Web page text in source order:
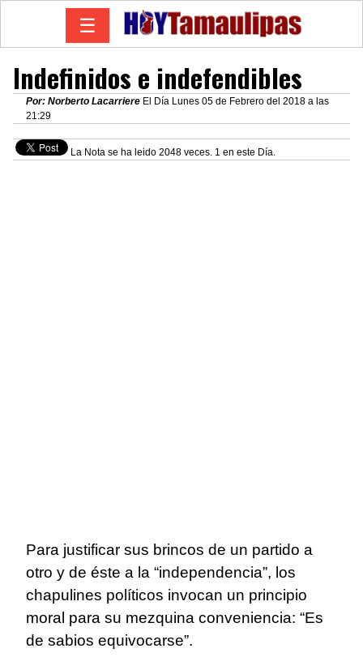
☰
Indefinidos e indefendibles
Por: Norberto Lacarriere El Día Lunes 05 de Febrero del 2018 a las
21:29
La Nota se ha leido 2048 veces. 1 en este Día.
Para justificar sus brincos de un partido a
otro y de éste a la “independencia”, los
chapulines políticos invocan un principio
moral para su mezquina conveniencia: “Es
de sabios equivocarse”.